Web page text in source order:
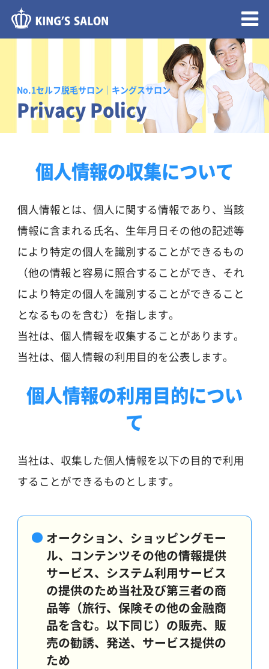
No.1セルフ脱毛サロン｜キングスサロン
Privacy Policy
個人情報の収集について
個人情報とは、個人に関する情報であり、当該
情報に含まれる氏名、生年月日その他の記述等
により特定の個人を識別することができるもの
（他の情報と容易に照合することができ、それ
により特定の個人を識別することができること
となるものを含む）を指します。
当社は、個人情報を収集することがあります。
当社は、個人情報の利用目的を公表します。
個人情報の利用目的につい
て
当社は、収集した個人情報を以下の目的で利用
することができるものとします。
オークション、ショッピングモー
ル、コンテンツその他の情報提供
サービス、システム利用サービス
の提供のため当社及び第三者の商
品等（旅行、保険その他の金融商
品を含む。以下同じ）の販売、販
売の勧誘、発送、サービス提供の
ため